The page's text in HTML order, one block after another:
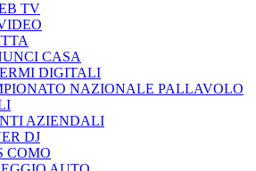
TV
CASA
DIGITALI
NAZIONALE PALLAVOLO
AZIENDALI
DJ
COMO